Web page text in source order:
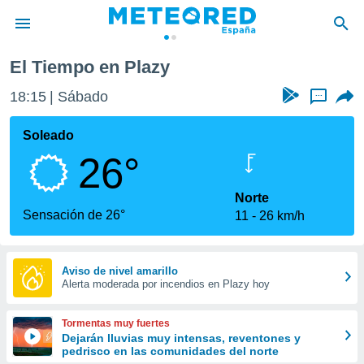
de
por
que se
calidad.
a este
las
y
forma
digital
basada
El Tiempo en Plazy
18:15 Sábado ...
Soleado
26°
Sensación de 26°
Norte
11
26 km/h
Aviso de nivel amarillo
Alerta moderada por incendios en Plazy hoy
Tormentas muy fuertes
Dejarán lluvias muy intensas, reventones y
pedrisco en las comunidades del norte